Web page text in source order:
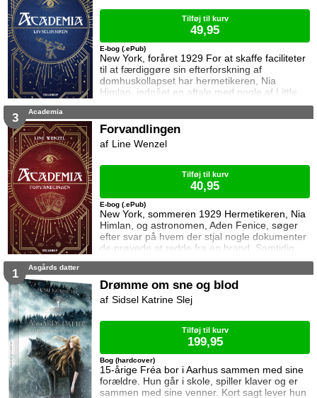
Modstridende interesse
New York, foråret 1929 For at skaffe faciliteter
til at færdiggøre sin efterforskning af
domhuskollapset har hermetikeren, Nia
Himlan, indgået en aftale med nogle af Little
Italys mere lyssky typer. Hun får et laboratorie
finder snart ud af hvor langt hun er villig til at
strække sig for at redde sin karriere. Samtidig
mærker astronomen, Aden Fenice,
E-bog (.ePub)
Tilføj til kurv
49,95
3 Academia
Forvandlingen
New York, sommeren 1929 Hermetikeren, Nia
Himlan, og astronomen, Aden Fenice, søger
efter svar på hvem der stjal nogle dokumenter
de prøvede at redde fra en brand. Samtidig
presses Nia af sine mafiaforbindelser.
forudsigelsen om at Aden vil hjælpe dem, og
han udnytter deres velvilje til at lære om sin
nyfundne evne. Hans relation til divinatorerne
E-bog (.ePub)
Line Wenzel
Tilføj til kurv
40,95
1 Asgårds datter
Drømme om sne og blod
15-årige Fréa bor i Aarhus sammen med sine
forældre. Hun går i skole, spiller klaver og er
sammen med sine venner. Kort sagt lever hun
Bog (hardcover)
Sidsel Katrine Slej
Tilføj til kurv
199,95